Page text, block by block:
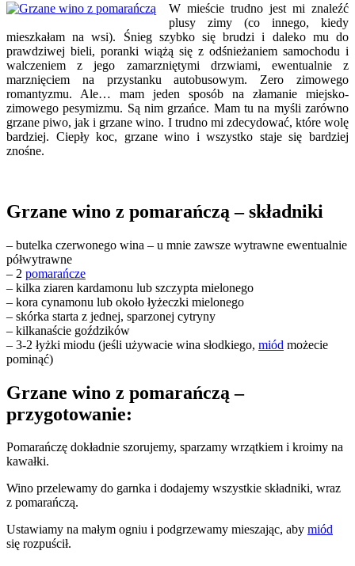
W mieście trudno jest mi znaleźć
plusy zimy (co innego, kiedy
mieszkałam na wsi). Śnieg szybko się brudzi i daleko mu do
prawdziwej bieli, poranki wiążą się z odśnieżaniem samochodu i
walczeniem z jego zamarzniętymi drzwiami, ewentualnie z
marznięciem na przystanku autobusowym. Zero zimowego
romantyzmu. Ale… mam jeden sposób na złamanie miejsko-
zimowego pesymizmu. Są nim grzańce. Mam tu na myśli zarówno
grzane piwo, jak i grzane wino. I trudno mi zdecydować, które wolę
bardziej. Ciepły koc, grzane wino i wszystko staje się bardziej
znośne.
Grzane wino z pomarańczą – składniki
– butelka czerwonego wina – u mnie zawsze wytrawne ewentualnie
półwytrawne
– 2 pomarańcze
– kilka ziaren kardamonu lub szczypta mielonego
– kora cynamonu lub około łyżeczki mielonego
– skórka starta z jednej, sparzonej cytryny
– kilkanaście goździków
– 3-2 łyżki miodu (jeśli używacie wina słodkiego, miód możecie
pominąć)
Grzane wino z pomarańczą –
przygotowanie:
Pomarańczę dokładnie szorujemy, sparzamy wrzątkiem i kroimy na
kawałki.
Wino przelewamy do garnka i dodajemy wszystkie składniki, wraz
z pomarańczą.
Ustawiamy na małym ogniu i podgrzewamy mieszając, aby miód
się rozpuścił.